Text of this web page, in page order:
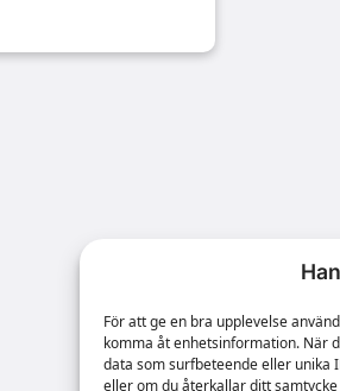
För att ge en bra upplevelse
komma åt enhetsinformation. När
data som surfbeteende eller unika
eller om du återkallar ditt